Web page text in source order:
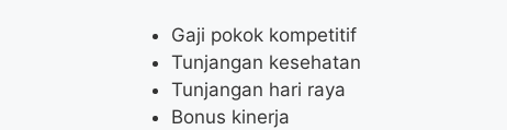
Gaji pokok kompetitif
Tunjangan kesehatan
Tunjangan hari raya
Bonus kinerja